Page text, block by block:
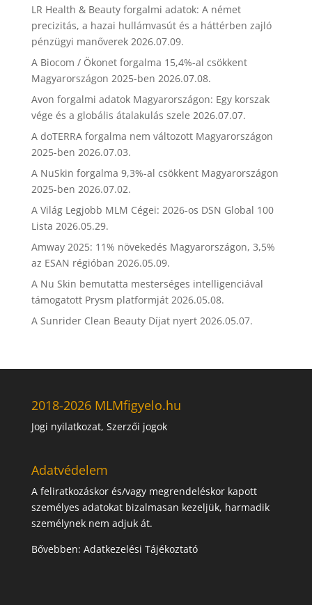
LR Health & Beauty forgalmi adatok: A német
precizitás, a hazai hullámvasút és a háttérben zajló
pénzügyi manőverek 2026.07.09.
A Biocom / Ökonet forgalma 15,4%-al csökkent
Magyarországon 2025-ben 2026.07.08.
Avon forgalmi adatok Magyarországon: Egy korszak
vége és a globális átalakulás szele 2026.07.07.
A doTERRA forgalma nem változott Magyarországon
2025-ben 2026.07.03.
A NuSkin forgalma 9,3%-al csökkent Magyarországon
2025-ben 2026.07.02.
A Világ Legjobb MLM Cégei: 2026-os DSN Global 100
Lista 2026.05.29.
Amway 2025: 11% növekedés Magyarországon, 3,5%
az ESAN régióban 2026.05.09.
A Nu Skin bemutatta mesterséges intelligenciával
támogatott Prysm platformját 2026.05.08.
A Sunrider Clean Beauty Díjat nyert 2026.05.07.
2018-2026 MLMfigyelo.hu
Jogi nyilatkozat, Szerzői jogok
Adatvédelem
A feliratkozáskor és/vagy megrendeléskor kapott
személyes adatokat bizalmasan kezeljük, harmadik
személynek nem adjuk át.
Bővebben: Adatkezelési Tájékoztató